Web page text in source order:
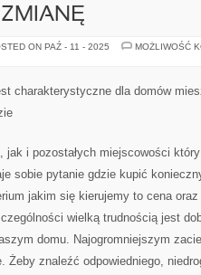
ON PAŹ - 11 - 2025
MOŻLIWOŚĆ
charakterystyczne dla domów
jak i pozostałych miejscowości
sobie pytanie gdzie kupić
jakim się kierujemy to cena
wielką trudnością jest
domu. Najogromniejszym
Żeby znaleźć odpowiedniego,